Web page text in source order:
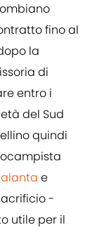
fino al
la
di
entro i
del Sud
quindi
e
-
utile per il